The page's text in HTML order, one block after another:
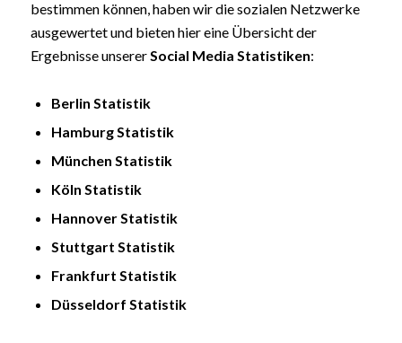
bestimmen können, haben wir die sozialen Netzwerke
ausgewertet und bieten hier eine Übersicht der
Ergebnisse unsererSocial Media Statistiken:
Berlin Statistik
Hamburg Statistik
München Statistik
Köln Statistik
Hannover Statistik
Stuttgart Statistik
Frankfurt Statistik
Düsseldorf Statistik